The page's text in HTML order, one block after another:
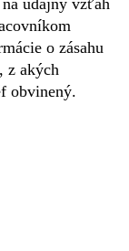
o zásahu
z akých
obvinený.